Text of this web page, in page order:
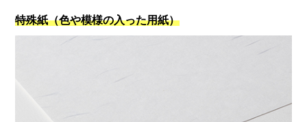
特殊紙（色や模様の入った用紙）